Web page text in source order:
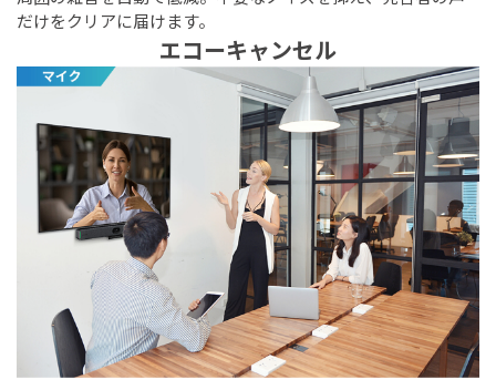
だけをクリアに届けます。
エコーキャンセル